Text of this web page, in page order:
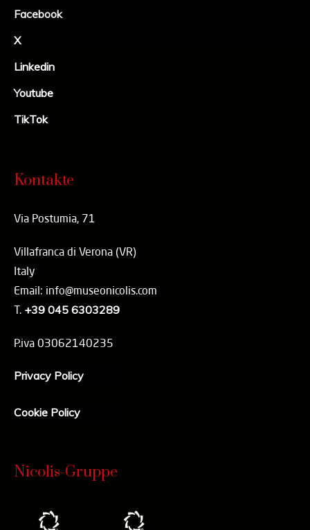
Facebook
X
Linkedin
Youtube
TikTok
Kontakte
Via Postumia, 71
Villafranca di Verona (VR)
Italy
Email: info@museonicolis.com
T. +39 045 6303289
P.iva 03062140235
Privacy Policy
Cookie Policy
Nicolis-Gruppe